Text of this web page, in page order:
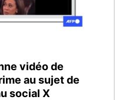
vidéo de
au sujet de
social X